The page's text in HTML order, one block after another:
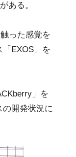
ある。
った感覚を
EXOS」を
」を
開発状況に